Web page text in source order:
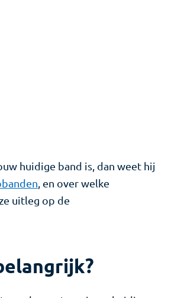
huidige band is, dan weet hij
, en over welke
uitleg op de